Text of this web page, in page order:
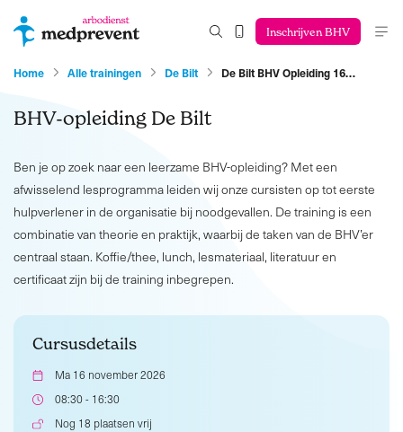
Inschrijven BHV
Home Alle trainingen De Bilt De Bilt BHV Opleiding 16…
BHV-opleiding De Bilt
Ben je op zoek naar een leerzame BHV-opleiding? Met een
afwisselend lesprogramma leiden wij onze cursisten op tot eerste
hulpverlener in de organisatie bij noodgevallen. De training is een
combinatie van theorie en praktijk, waarbij de taken van de BHV’er
centraal staan. Koffie/thee, lunch, lesmateriaal, literatuur en
certificaat zijn bij de training inbegrepen.
Cursusdetails
Ma 16 november 2026
08:30 - 16:30
Nog 18 plaatsen vrij